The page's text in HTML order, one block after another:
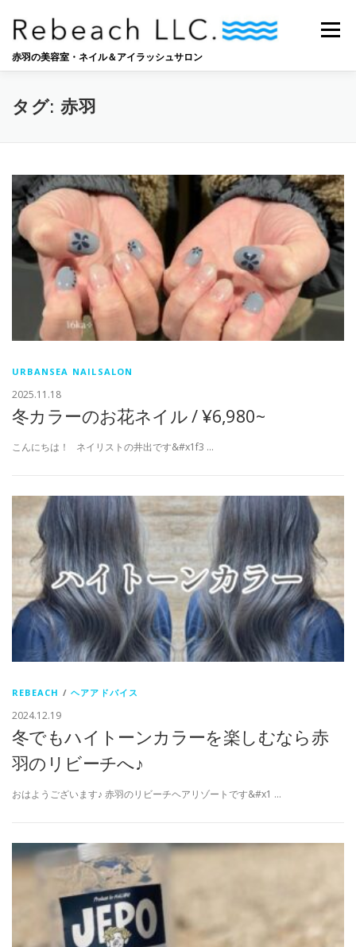
ツ
赤羽の美容室・ネイル＆アイラッシュサロン
メニュー
SALON BLOG
タグ: 赤羽
URBANSEA NAILSALON
2025.11.18
冬カラーのお花ネイル / ¥6,980~
こんにちは！ ネイリストの井出です&#x1f3 …
REBEACH /ヘアアドバイス
2024.12.19
冬でもハイトーンカラーを楽しむなら赤
羽のリビーチへ♪
おはようございます♪ 赤羽のリビーチヘアリゾートです&#x1 …